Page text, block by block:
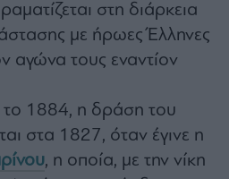
στη διάρκεια
με ήρωες Έλληνες
αγώνα τους εναντίον
το 1884, η δράση του
στα 1827, όταν έγινε η
, η οποία, με την νίκη